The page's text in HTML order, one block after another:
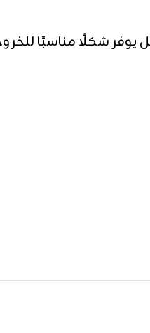
شكلًا مناسبًا